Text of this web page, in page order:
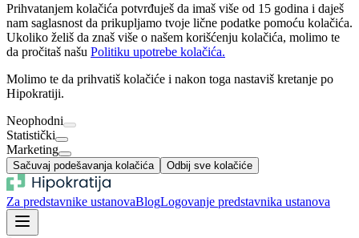
Prihvatanjem kolačića potvrđuješ da imaš više od 15 godina i daješ
nam saglasnost da prikupljamo tvoje lične podatke pomoću kolačića.
Ukoliko želiš da znaš više o našem korišćenju kolačića, molimo te
da pročitaš našu Politiku upotrebe kolačića.
Molimo te da prihvatiš kolačiće i nakon toga nastaviš kretanje po
Hipokratiji.
Neophodni
Statistički
Marketing
Sačuvaj podešavanja kolačića Odbij sve kolačiće
Za predstavnike ustanovaBlogLogovanje predstavnika ustanova